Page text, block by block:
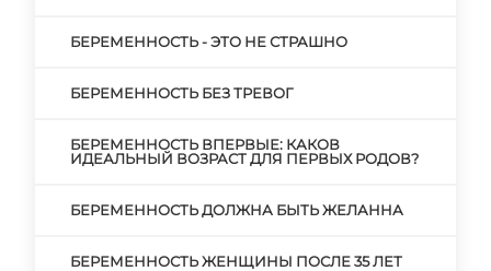
БЕРЕМЕННОСТЬ - ЭТО НЕ СТРАШНО
БЕРЕМЕННОСТЬ БЕЗ ТРЕВОГ
БЕРЕМЕННОСТЬ ВПЕРВЫЕ: КАКОВ
ИДЕАЛЬНЫЙ ВОЗРАСТ ДЛЯ ПЕРВЫХ РОДОВ?
БЕРЕМЕННОСТЬ ДОЛЖНА БЫТЬ ЖЕЛАННА
БЕРЕМЕННОСТЬ ЖЕНЩИНЫ ПОСЛЕ 35 ЛЕТ